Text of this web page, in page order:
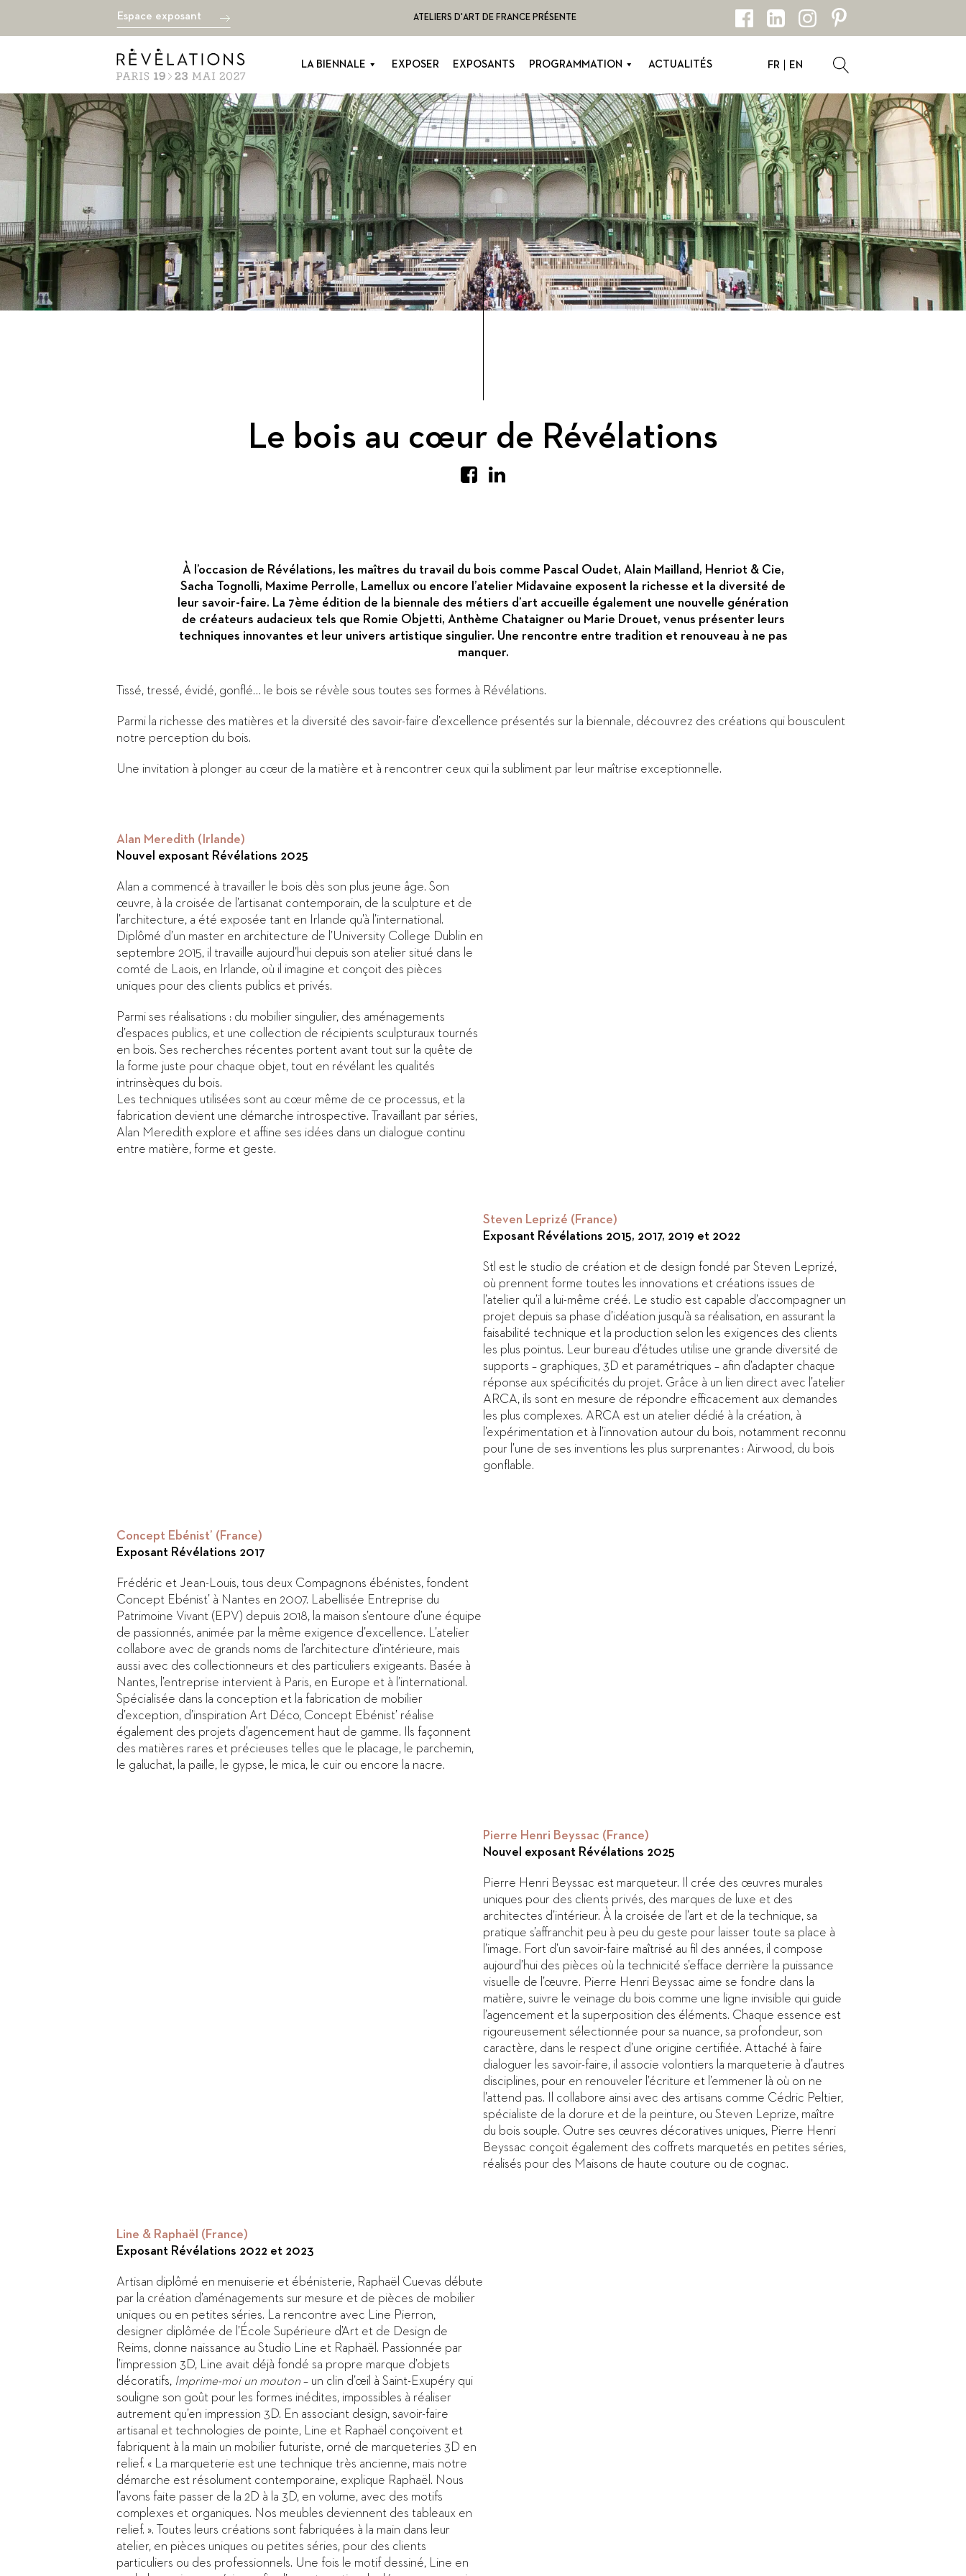
Espace exposant ATELIERS D'ART DE FRANCE PRÉSENTE
LA BIENNALE EXPOSER EXPOSANTS PROGRAMMATION ACTUALITÉS FR EN
Le bois au cœur de Révélations
À l’occasion de Révélations, les maîtres du travail du bois comme Pascal Oudet, Alain Mailland, Henriot & Cie,
Sacha Tognolli, Maxime Perrolle, Lamellux ou encore l’atelier Midavaine exposent la richesse et la diversité de
leur savoir-faire. La 7ème édition de la biennale des métiers d’art accueille également une nouvelle génération
de créateurs audacieux tels que Romie Objetti, Anthème Chataigner ou Marie Drouet, venus présenter leurs
techniques innovantes et leur univers artistique singulier. Une rencontre entre tradition et renouveau à ne pas
manquer.
Tissé, tressé, évidé, gonflé… le bois se révèle sous toutes ses formes à Révélations.
Parmi la richesse des matières et la diversité des savoir-faire d’excellence présentés sur la biennale, découvrez des créations qui bousculent
notre perception du bois.
Une invitation à plonger au cœur de la matière et à rencontrer ceux qui la subliment par leur maîtrise exceptionnelle.
Alan Meredith (Irlande)
Nouvel exposant Révélations 2025
Alan a commencé à travailler le bois dès son plus jeune âge. Son
œuvre, à la croisée de l’artisanat contemporain, de la sculpture et de
l’architecture, a été exposée tant en Irlande qu’à l’international.
Diplômé d’un master en architecture de l’University College Dublin en
septembre 2015, il travaille aujourd’hui depuis son atelier situé dans le
comté de Laois, en Irlande, où il imagine et conçoit des pièces
uniques pour des clients publics et privés.
Parmi ses réalisations : du mobilier singulier, des aménagements
d’espaces publics, et une collection de récipients sculpturaux tournés
en bois. Ses recherches récentes portent avant tout sur la quête de
la forme juste pour chaque objet, tout en révélant les qualités
intrinsèques du bois.
Les techniques utilisées sont au cœur même de ce processus, et la
fabrication devient une démarche introspective. Travaillant par séries,
Alan Meredith explore et affine ses idées dans un dialogue continu
entre matière, forme et geste.
Steven Leprizé (France)
Exposant Révélations 2015, 2017, 2019 et 2022
Stl est le studio de création et de design fondé par Steven Leprizé,
où prennent forme toutes les innovations et créations issues de
l’atelier qu’il a lui-même créé. Le studio est capable d’accompagner un
projet depuis sa phase d’idéation jusqu’à sa réalisation, en assurant la
faisabilité technique et la production selon les exigences des clients
les plus pointus. Leur bureau d’études utilise une grande diversité de
supports – graphiques, 3D et paramétriques – afin d’adapter chaque
réponse aux spécificités du projet. Grâce à un lien direct avec l’atelier
ARCA, ils sont en mesure de répondre efficacement aux demandes
les plus complexes. ARCA est un atelier dédié à la création, à
l’expérimentation et à l’innovation autour du bois, notamment reconnu
pour l’une de ses inventions les plus surprenantes : Airwood, du bois
gonflable.
Concept Ebénist’ (France)
Exposant Révélations 2017
Frédéric et Jean-Louis, tous deux Compagnons ébénistes, fondent
Concept Ebénist’ à Nantes en 2007. Labellisée Entreprise du
Patrimoine Vivant (EPV) depuis 2018, la maison s’entoure d’une équipe
de passionnés, animée par la même exigence d’excellence. L’atelier
collabore avec de grands noms de l’architecture d’intérieure, mais
aussi avec des collectionneurs et des particuliers exigeants. Basée à
Nantes, l’entreprise intervient à Paris, en Europe et à l’international.
Spécialisée dans la conception et la fabrication de mobilier
d’exception, d’inspiration Art Déco, Concept Ebénist’ réalise
également des projets d’agencement haut de gamme. Ils façonnent
des matières rares et précieuses telles que le placage, le parchemin,
le galuchat, la paille, le gypse, le mica, le cuir ou encore la nacre.
Pierre Henri Beyssac (France)
Nouvel exposant Révélations 2025
Pierre Henri Beyssac est marqueteur. Il crée des œuvres murales
uniques pour des clients privés, des marques de luxe et des
architectes d’intérieur. À la croisée de l’art et de la technique, sa
pratique s’affranchit peu à peu du geste pour laisser toute sa place à
l’image. Fort d’un savoir-faire maîtrisé au fil des années, il compose
aujourd’hui des pièces où la technicité s’efface derrière la puissance
visuelle de l’œuvre. Pierre Henri Beyssac aime se fondre dans la
matière, suivre le veinage du bois comme une ligne invisible qui guide
l’agencement et la superposition des éléments. Chaque essence est
rigoureusement sélectionnée pour sa nuance, sa profondeur, son
caractère, dans le respect d’une origine certifiée. Attaché à faire
dialoguer les savoir-faire, il associe volontiers la marqueterie à d’autres
disciplines, pour en renouveler l’écriture et l’emmener là où on ne
l’attend pas. Il collabore ainsi avec des artisans comme Cédric Peltier,
spécialiste de la dorure et de la peinture, ou Steven Leprize, maître
du bois souple. Outre ses œuvres décoratives uniques, Pierre Henri
Beyssac conçoit également des coffrets marquetés en petites séries,
réalisés pour des Maisons de haute couture ou de cognac.
Line & Raphaël (France)
Exposant Révélations 2022 et 2023
Artisan diplômé en menuiserie et ébénisterie, Raphaël Cuevas débute
par la création d’aménagements sur mesure et de pièces de mobilier
uniques ou en petites séries. La rencontre avec Line Pierron,
designer diplômée de l’École Supérieure d’Art et de Design de
Reims, donne naissance au Studio Line et Raphaël. Passionnée par
l’impression 3D, Line avait déjà fondé sa propre marque d’objets
décoratifs, Imprime-moi un mouton – un clin d’œil à Saint-Exupéry qui
souligne son goût pour les formes inédites, impossibles à réaliser
autrement qu’en impression 3D. En associant design, savoir-faire
artisanal et technologies de pointe, Line et Raphaël conçoivent et
fabriquent à la main un mobilier futuriste, orné de marqueteries 3D en
relief. « La marqueterie est une technique très ancienne, mais notre
démarche est résolument contemporaine, explique Raphaël. Nous
l’avons faite passer de la 2D à la 3D, en volume, avec des motifs
complexes et organiques. Nos meubles deviennent des tableaux en
relief. ». Toutes leurs créations sont fabriquées à la main dans leur
atelier, en pièces uniques ou petites séries, pour des clients
particuliers ou des professionnels. Une fois le motif dessiné, Line en